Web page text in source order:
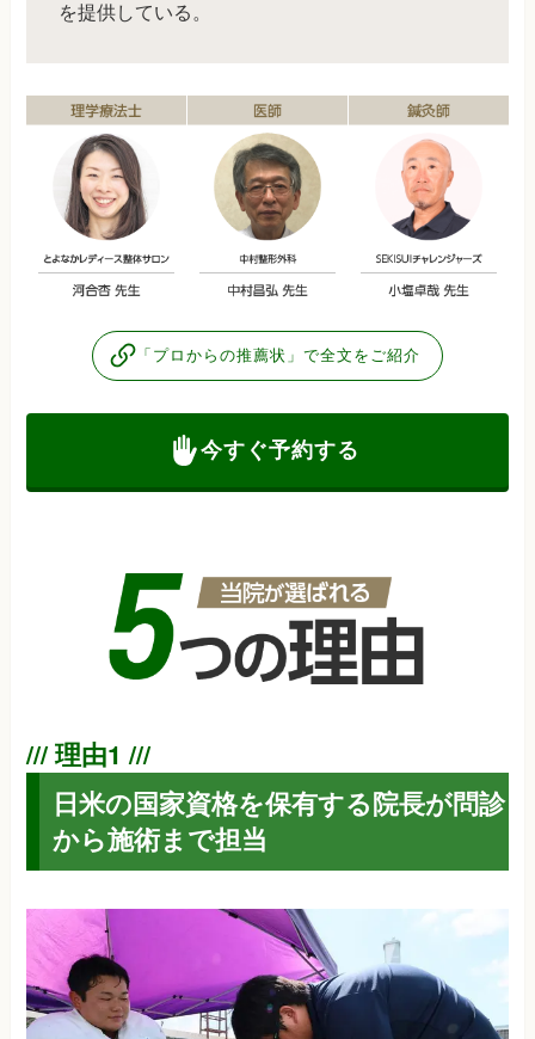
を提供している。
「プロからの推薦状」で全文をご紹介
今すぐ予約する
日米の国家資格を保有する院長が問診
から施術まで担当